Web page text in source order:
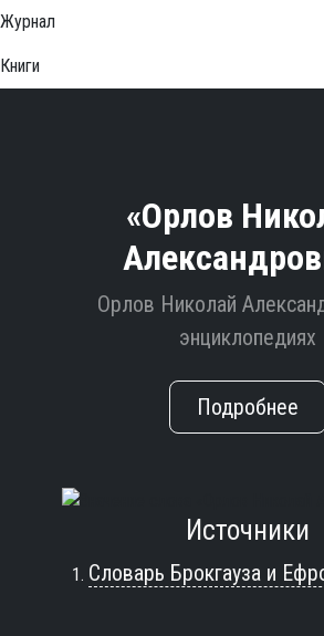
Журнал
Книги
«Орлов
Орлов Николай
энциклопедиях
Подробнее
Источники
Словарь Брокгауза и